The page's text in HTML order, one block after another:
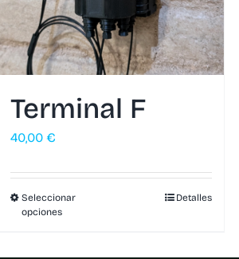
Terminal F
40,00 €
Seleccionar
opciones
Detalles